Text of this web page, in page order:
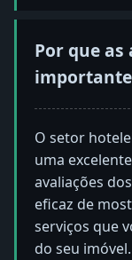
Por que as
O setor
uma
avaliações
eficaz de
serviços que
do seu